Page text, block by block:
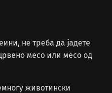
не треба да јадете
месо или месо од
животински